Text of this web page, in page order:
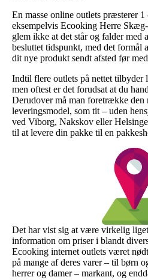
En masse online outlets præsterer 1
eksempelvis Ecooking Herre
glem ikke at det står og falder med
besluttet tidspunkt, med det formål
dit nye produkt sendt afsted før
Indtil flere outlets på nettet tilbyder
men oftest er det forudsat at du
Derudover må man foretrække den
leveringsmodel, som tit – uden
ved Viborg, Nakskov eller
til at levere din pakke til en
Det har vist sig at være virkelig
information om priser i blandt
Ecooking internet outlets været
på mange af deres varer – til børn
herrer og damer – markant, og